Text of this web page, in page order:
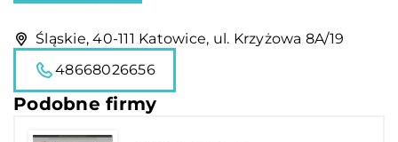
Śląskie, 40-111 Katowice, ul. Krzyżowa 8A/19
48668026656
Podobne firmy